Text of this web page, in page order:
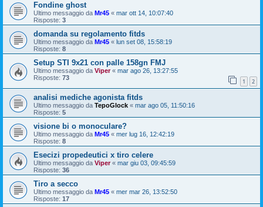
Fondine ghost
Ultimo messaggio da Mr45 « mar ott 14, 10:07:40
Risposte: 3
domanda su regolamento fitds
Ultimo messaggio da Mr45 « lun set 08, 15:58:19
Risposte: 8
Setup STI 9x21 con palle 158gn FMJ
Ultimo messaggio da Viper« mar ago 26, 13:27:55
Risposte: 73 1 2
analisi mediche agonista fitds
Ultimo messaggio da TepoGlock « mar ago 05, 11:50:16
Risposte: 5
visione bi o monoculare?
Ultimo messaggio da Mr45 « mer lug 16, 12:42:19
Risposte: 8
Esecizi propedeutici x tiro celere
Ultimo messaggio da Viper« mar giu 03, 09:45:59
Risposte: 36
Tiro a secco
Ultimo messaggio da Mr45 « mer mar 26, 13:52:50
Risposte: 17